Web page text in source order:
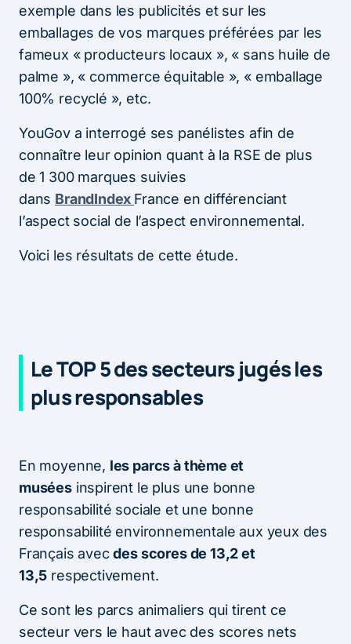
exemple dans les publicités et sur les
emballages de vos marques préférées par les
fameux « producteurs locaux », « sans huile de
palme », « commerce équitable », « emballage
100% recyclé », etc.
YouGov a interrogé ses panélistes afin de
connaître leur opinion quant à la RSE de plus
de 1 300 marques suivies
dans BrandIndex France en différenciant
l’aspect social de l’aspect environnemental.
Voici les résultats de cette étude.
Le TOP 5 des secteurs jugés les
plus responsables
En moyenne, les parcs à thème et
muséesinspirent le plus une bonne
responsabilité sociale et une bonne
responsabilité environnementale aux yeux des
Français avecdes scores de 13,2 et
13,5 respectivement.
Ce sont les parcs animaliers qui tirent ce
secteur vers le haut avec des scores nets